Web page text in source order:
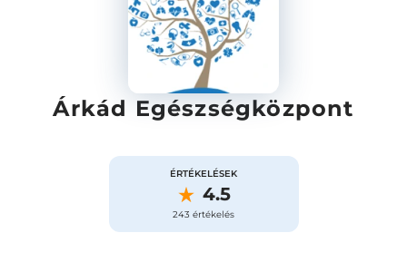
Árkád Egészségközpont
ÉRTÉKELÉSEK
4.5
243 értékelés